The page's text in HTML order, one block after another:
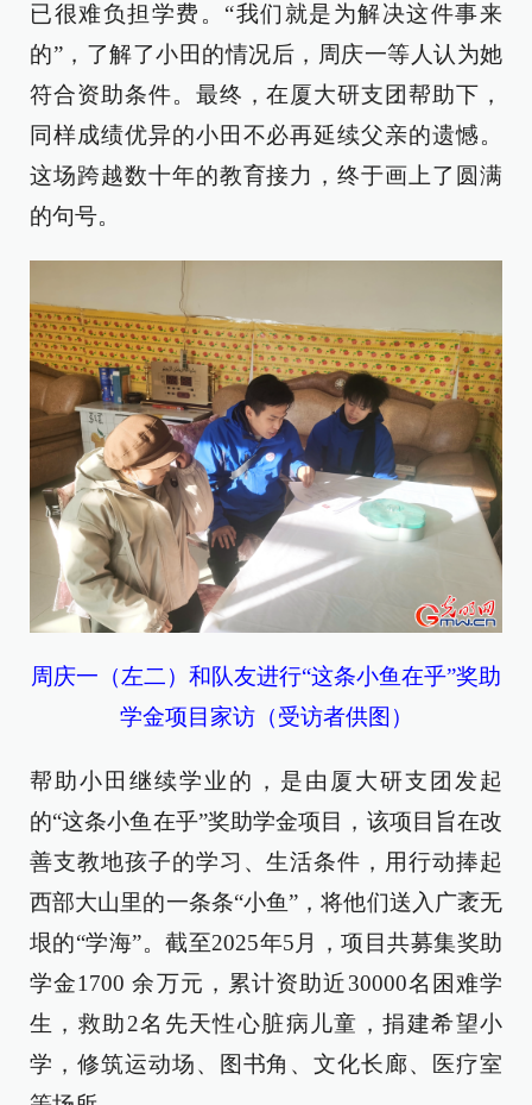
已很难负担学费。“我们就是为解决这件事来
的”，了解了小田的情况后，周庆一等人认为她
符合资助条件。最终，在厦大研支团帮助下，
同样成绩优异的小田不必再延续父亲的遗憾。
这场跨越数十年的教育接力，终于画上了圆满
的句号。
周庆一（左二）和队友进行“这条小鱼在乎”奖助
学金项目家访（受访者供图）
帮助小田继续学业的，是由厦大研支团发起
的“这条小鱼在乎”奖助学金项目，该项目旨在改
善支教地孩子的学习、生活条件，用行动捧起
西部大山里的一条条“小鱼”，将他们送入广袤无
垠的“学海”。截至2025年5月，项目共募集奖助
学金1700 余万元，累计资助近30000名困难学
生，救助2名先天性心脏病儿童，捐建希望小
学，修筑运动场、图书角、文化长廊、医疗室